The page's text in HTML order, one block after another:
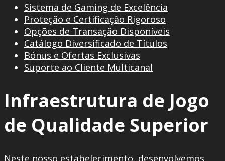
Sistema de Gaming de Excelência
Proteção e Certificação Rigoroso
Opções de Transação Disponíveis
Catálogo Diversificado de Títulos
Bónus e Ofertas Exclusivas
Suporte ao Cliente Multicanal
Infraestrutura de Jogo
de Qualidade Superior
Neste nosso estabelecimento, desenvolvemos